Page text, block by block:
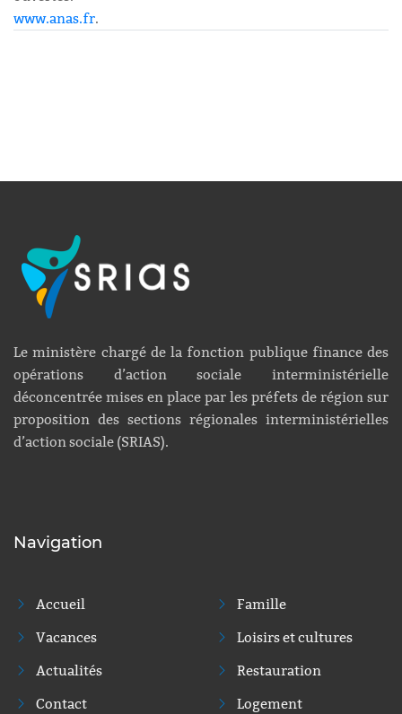
www.anas.fr.
Le ministère chargé de la fonction publique finance des
opérations d’action sociale interministérielle
déconcentrée mises en place par les préfets de région sur
proposition des sections régionales interministérielles
d’action sociale (SRIAS).
Navigation
Accueil
Vacances
Actualités
Contact
Famille
Loisirs et cultures
Restauration
Logement